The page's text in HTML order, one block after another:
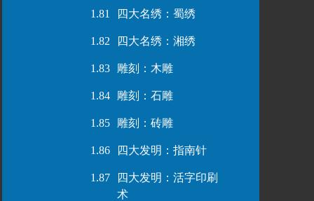
1.81 四大名绣：蜀绣
1.82 四大名绣：湘绣
1.83 雕刻：木雕
1.84 雕刻：石雕
1.85 雕刻：砖雕
1.86 四大发明：指南针
1.87
四大发明：活字印刷
术